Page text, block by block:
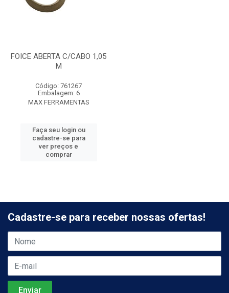
FOICE ABERTA C/CABO 1,05
M
Código: 761267
Embalagem: 6
MAX FERRAMENTAS
Faça seu login ou
cadastre-se para
ver preços e
comprar
Cadastre-se para receber nossas ofertas!